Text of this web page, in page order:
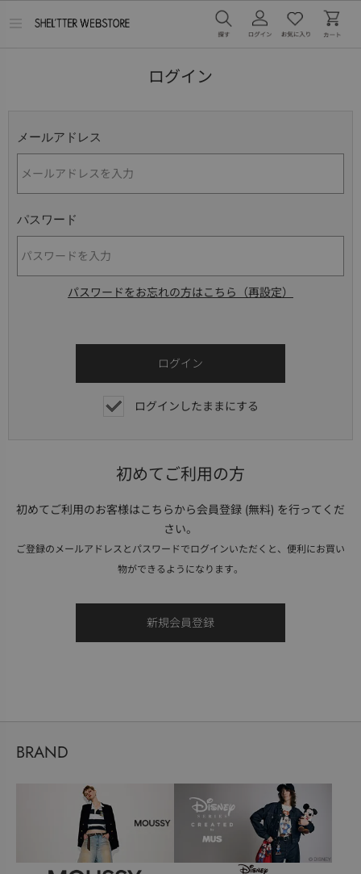
ログイン
メールアドレス
パスワード
パスワードをお忘れの方はこちら（再設定）
ログインしたままにする
初めてご利用の方
初めてご利用のお客様はこちらから会員登録 (無料) を行ってくだ
さい。
ご登録のメールアドレスとパスワードでログインいただくと、便利にお買い
物ができるようになります。
BRAND